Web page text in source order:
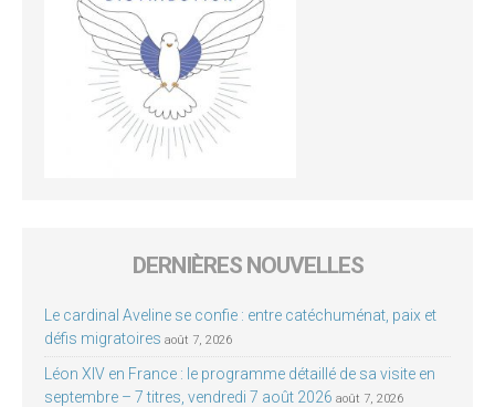
DERNIÈRES NOUVELLES
Le cardinal Aveline se confie : entre catéchuménat, paix et
défis migratoires août 7, 2026
Léon XIV en France : le programme détaillé de sa visite en
septembre – 7 titres, vendredi 7 août 2026 août 7, 2026